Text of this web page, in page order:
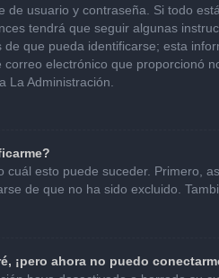
de usuario y contraseña. Si todo
tendrá que seguir algunas
de que pueda identificarse; esta
electrónico que proporcionó
La Administración.
cuál esto puede suceder. Primero,
de que no ha sido excluido.
¡pero ahora no puedo